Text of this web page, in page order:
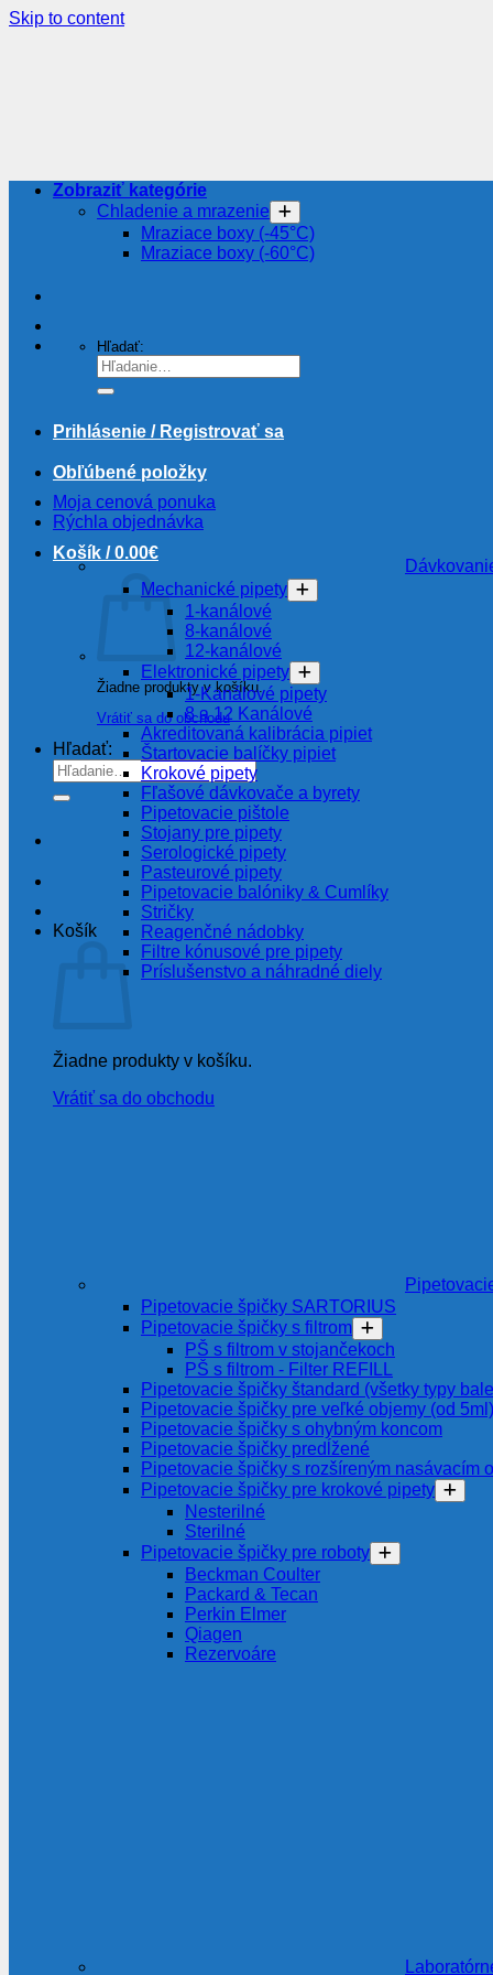
Skip to content
Hľadať:
Prihlásenie / Registrovať sa
Obľúbené položky
Moja cenová ponuka
Rýchla objednávka
Košík /0.00€
Žiadne produkty v košíku.
Vrátiť sa do obchodu
Hľadať:
Košík
Žiadne produkty v košíku.
Vrátiť sa do obchodu
Zobraziť kategórie
Chladenie a mrazenie
Mraziace boxy (-45°C)
Mraziace boxy (-60°C)
Mechanické pipety
1-kanálové
8-kanálové
12-kanálové
Elektronické pipety
1-Kanálové pipety
8 a 12 Kanálové
Akreditovaná kalibrácia pipiet
Štartovacie balíčky pipiet
Krokové pipety
Fľašové dávkovače a byrety
Pipetovacie pištole
Stojany pre pipety
Serologické pipety
Pasteurové pipety
Pipetovacie balóniky & Cumlíky
Stričky
Reagenčné nádobky
Filtre kónusové pre pipety
Príslušenstvo a náhradné diely
Pipetovacie špičky SARTORIUS
Pipetovacie špičky s filtrom
PŠ s filtrom v stojančekoch
PŠ s filtrom - Filter REFILL
Pipetovacie špičky štandard (všetky typy
Pipetovacie špičky pre veľké objemy (od 5ml)
Pipetovacie špičky s ohybným koncom
Pipetovacie špičky predĺžené
Pipetovacie špičky s rozšíreným nasávacím
Pipetovacie špičky pre krokové pipety
Nesterilné
Sterilné
Pipetovacie špičky pre roboty
Beckman Coulter
Packard & Tecan
Perkin Elmer
Qiagen
Rezervoáre